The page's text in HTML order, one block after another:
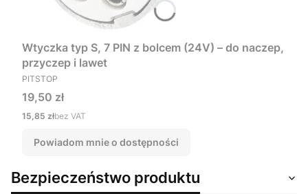
Wtyczka typ S, 7 PIN z bolcem (24V) – do naczep,
przyczep i lawet
PRODUCENT
PITSTOP
Cena
19,50 zł
Cena
15,85 złbez VAT
Powiadom mnie o dostępności
Bezpieczeństwo produktu